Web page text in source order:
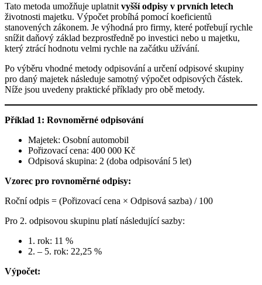
Tato metoda umožňuje uplatnit vyšší odpisy v prvních letech
životnosti majetku. Výpočet probíhá pomocí koeficientů
stanovených zákonem. Je výhodná pro firmy, které potřebují rychle
snížit daňový základ bezprostředně po investici nebo u majetku,
který ztrácí hodnotu velmi rychle na začátku užívání.
Po výběru vhodné metody odpisování a určení odpisové skupiny
pro daný majetek následuje samotný výpočet odpisových částek.
Níže jsou uvedeny praktické příklady pro obě metody.
Příklad 1: Rovnoměrné odpisování
Majetek: Osobní automobil
Pořizovací cena: 400 000 Kč
Odpisová skupina: 2 (doba odpisování 5 let)
Vzorec pro rovnoměrné odpisy:
Roční odpis = (Pořizovací cena × Odpisová sazba) / 100
Pro 2. odpisovou skupinu platí následující sazby:
1. rok: 11 %
2. – 5. rok: 22,25 %
Výpočet: